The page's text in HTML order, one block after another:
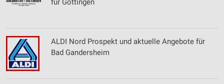
für Göttingen
ALDI Nord Prospekt und aktuelle Angebote für
Bad Gandersheim